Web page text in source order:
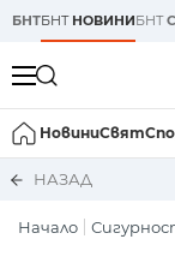
БНТБНТ НОВИНИБНТ
НовиниСвят
НАЗАД
Начало